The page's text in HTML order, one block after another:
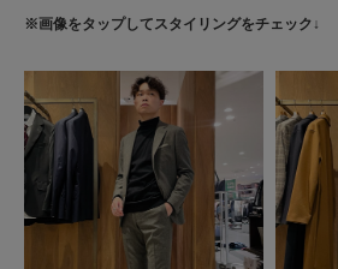
※画像をタップしてスタイリングをチェック↓